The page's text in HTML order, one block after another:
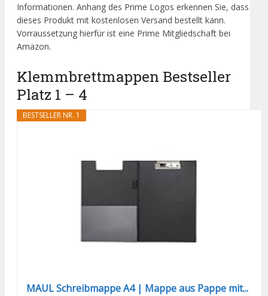
Informationen. Anhang des Prime Logos erkennen Sie, dass
dieses Produkt mit kostenlosen Versand bestellt kann.
Vorraussetzung hierfür ist eine Prime Mitgliedschaft bei
Amazon.
Klemmbrettmappen Bestseller
Platz 1 – 4
BESTSELLER NR. 1
MAUL Schreibmappe A4 | Mappe aus Pappe mit...